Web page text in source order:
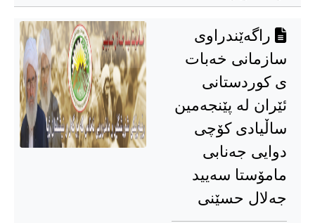
راگەێندراوی
سازمانی خەبات
ی کوردستانی
ئێران لە پێنجەمین
ساڵیادی کۆچی
دوایی جەنابی
مامۆستا سەیید
جەلال حسێنی